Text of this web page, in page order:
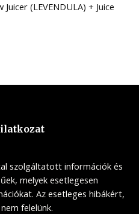
(LEVENDULA) + Juice
szolgáltatott információk és
melyek esetlegesen
Az esetleges hibákért,
felelünk.